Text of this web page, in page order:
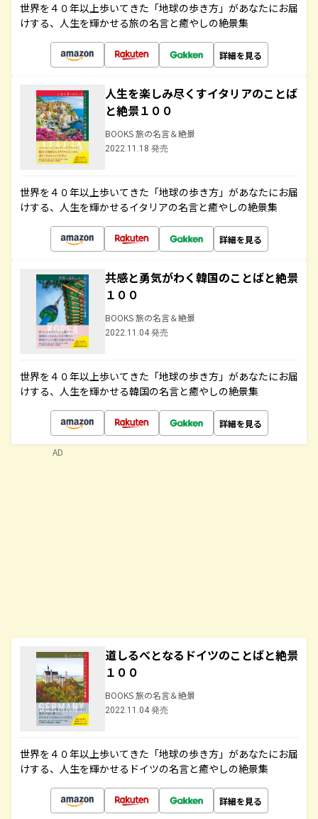
世界を４０年以上歩いてきた「地球の歩き方」があなたにお届
けする、人生を輝かせる旅の名言と癒やしの絶景集
詳細を見る
人生を楽しみ尽くすイタリアのことば
と絶景１００
BOOKS 旅の名言＆絶景
2022.11.18 発売
世界を４０年以上歩いてきた「地球の歩き方」があなたにお届
けする、人生を輝かせるイタリアの名言と癒やしの絶景集
詳細を見る
共感と勇気がわく韓国のことばと絶景
１００
BOOKS 旅の名言＆絶景
2022.11.04 発売
世界を４０年以上歩いてきた「地球の歩き方」があなたにお届
けする、人生を輝かせる韓国の名言と癒やしの絶景集
詳細を見る
道しるべとなるドイツのことばと絶景
１００
BOOKS 旅の名言＆絶景
2022.11.04 発売
世界を４０年以上歩いてきた「地球の歩き方」があなたにお届
けする、人生を輝かせるドイツの名言と癒やしの絶景集
詳細を見る
AD